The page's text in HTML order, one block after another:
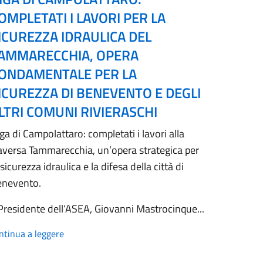
I LAVORI PER LA
IDRAULICA DEL
OPERA
PER LA
DI BENEVENTO E DEGLI
COMUNI RIVIERASCHI
di Campolattaro: completati i lavori alla
Tammarecchia, un’opera strategica per
idraulica e la difesa della città di
dell’ASEA, Giovanni Mastrocinque...
a leggere